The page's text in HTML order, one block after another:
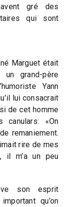
gré des
qui sont
Marguet était
grand-père
Yann
lui consacrait
de cet homme
canulars: «On
remaniement.
rire de mes
il m’a un peu
son esprit
qu’on